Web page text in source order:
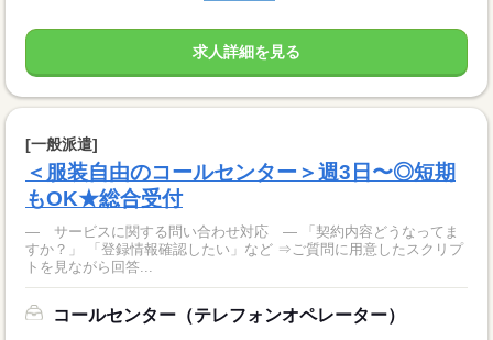
求人詳細を見る
[一般派遣]
＜服装自由のコールセンター＞週3日〜◎短期
もOK★総合受付
― サービスに関する問い合わせ対応 ― 「契約内容どうなってま
すか？」 「登録情報確認したい」など ⇒ご質問に用意したスクリプ
トを見ながら回答...
コールセンター（テレフォンオペレーター）